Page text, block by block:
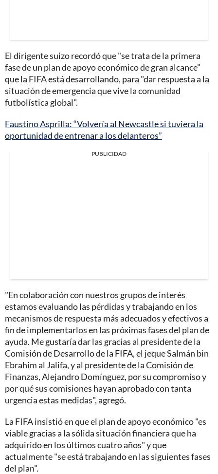
El dirigente suizo recordó que "se trata de la primera
fase de un plan de apoyo económico de gran alcance"
que la FIFA está desarrollando, para "dar respuesta a la
situación de emergencia que vive la comunidad
futbolística global".
Faustino Asprilla: “Volvería al Newcastle si tuviera la
oportunidad de entrenar a los delanteros”
PUBLICIDAD
"En colaboración con nuestros grupos de interés
estamos evaluando las pérdidas y trabajando en los
mecanismos de respuesta más adecuados y efectivos a
fin de implementarlos en las próximas fases del plan de
ayuda. Me gustaría dar las gracias al presidente de la
Comisión de Desarrollo de la FIFA, el jeque Salmán bin
Ebrahim al Jalifa, y al presidente de la Comisión de
Finanzas, Alejandro Domínguez, por su compromiso y
por qué sus comisiones hayan aprobado con tanta
urgencia estas medidas", agregó.
La FIFA insistió en que el plan de apoyo económico "es
viable gracias a la sólida situación financiera que ha
adquirido en los últimos cuatro años" y que
actualmente "se está trabajando en las siguientes fases
del plan".